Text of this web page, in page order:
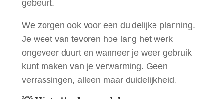
gebeurt.
We zorgen ook voor een duidelijke planning.
Je weet van tevoren hoe lang het werk
ongeveer duurt en wanneer je weer gebruik
kunt maken van je verwarming. Geen
verrassingen, alleen maar duidelijkheid.